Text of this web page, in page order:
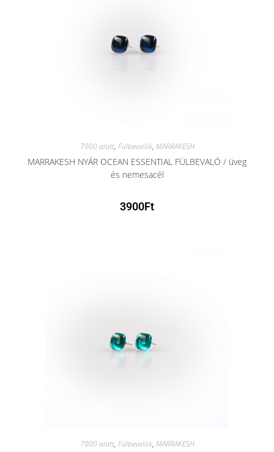
7000 alatt, Fülbevalók, MARRAKESH
MARRAKESH NYÁR OCEAN ESSENTIAL FÜLBEVALÓ / üveg
és nemesacél
3900Ft
7000 alatt, Fülbevalók, MARRAKESH